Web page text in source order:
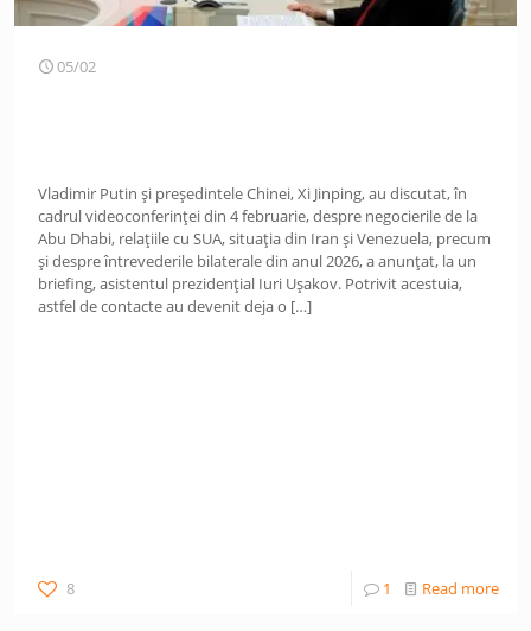
05/02
Vladimir Putin și președintele Chinei, Xi Jinping, au discutat, în
cadrul videoconferinței din 4 februarie, despre negocierile de la
Abu Dhabi, relațiile cu SUA, situația din Iran și Venezuela, precum
și despre întrevederile bilaterale din anul 2026, a anunțat, la un
briefing, asistentul prezidențial Iuri Ușakov. Potrivit acestuia,
astfel de contacte au devenit deja o […]
8 1 Read more